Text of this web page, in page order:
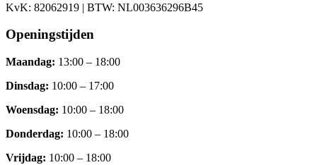
KvK: 82062919 | BTW: NL003636296B45
Openingstijden
Maandag: 13:00 – 18:00
Dinsdag: 10:00 – 17:00
Woensdag: 10:00 – 18:00
Donderdag: 10:00 – 18:00
Vrijdag: 10:00 – 18:00